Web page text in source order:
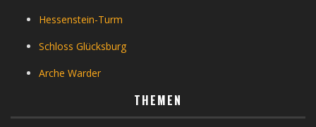
Hessenstein-Turm
Schloss Glücksburg
Arche Warder
THEMEN